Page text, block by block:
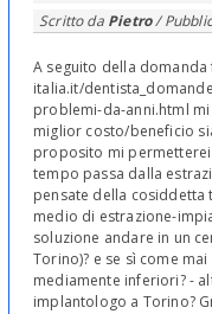
Scritto da Pietro/
A seguito della
italia.it/
problemi-da-anni.html
miglior costo/beneficio
proposito mi
tempo passa dalla
pensate della cosiddetta
medio di estrazione-
soluzione andare in un
Torino)? e se sì come
mediamente inferiori? -
implantologo a Torino?